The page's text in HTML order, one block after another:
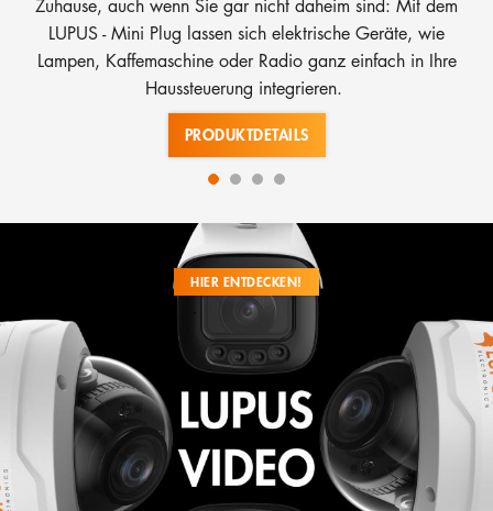
Zuhause, auch wenn Sie gar nicht daheim sind: Mit dem
LUPUS - Mini Plug lassen sich elektrische Geräte, wie
Lampen, Kaffemaschine oder Radio ganz einfach in Ihre
Haussteuerung integrieren.
PRODUKTDETAILS
HIER ENTDECKEN!